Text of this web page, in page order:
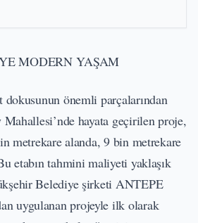
MODERN YAŞAM
önemli parçalarından
hayata geçirilen proje,
metrekare alanda, 9 bin metrekare
etabın tahmini maliyeti yaklaşık
Belediye şirketi ANTEPE
uygulanan projeyle ilk olarak